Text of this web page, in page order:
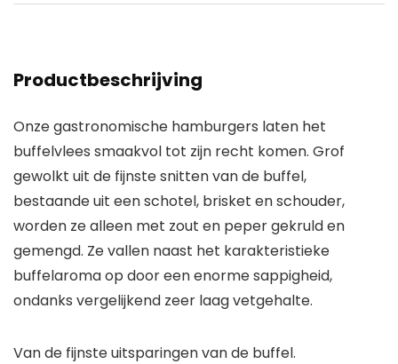
Productbeschrijving
Onze gastronomische hamburgers laten het
buffelvlees smaakvol tot zijn recht komen. Grof
gewolkt uit de fijnste snitten van de buffel,
bestaande uit een schotel, brisket en schouder,
worden ze alleen met zout en peper gekruld en
gemengd. Ze vallen naast het karakteristieke
buffelaroma op door een enorme sappigheid,
ondanks vergelijkend zeer laag vetgehalte.
Van de fijnste uitsparingen van de buffel.